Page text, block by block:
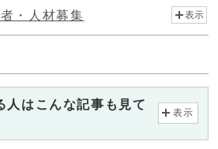
・人材募集 表示
人はこんな記事も見て
表示